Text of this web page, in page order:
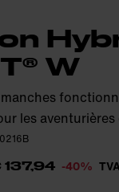
W
les
137,94 -40%